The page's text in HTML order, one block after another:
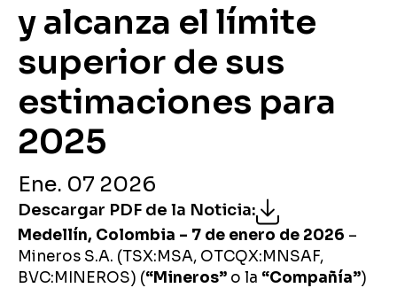
y alcanza el límite
superior de sus
estimaciones para
2025
Ene. 07 2026
Descargar PDF de la Noticia:
Medellín, Colombia – 7 de enero de 2026 –
Mineros S.A. (TSX:MSA, OTCQX:MNSAF,
BVC:MINEROS) (“Mineros” o la “Compañía”)